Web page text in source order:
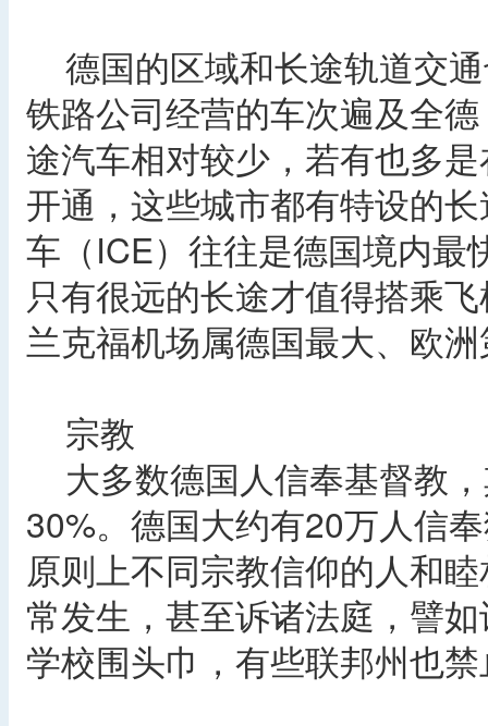
德国的区域和长途轨道交
铁路公司经营的车次遍及全
途汽车相对较少，若有也多
开通，这些城市都有特设的
车（ICE）往往是德国境内最
只有很远的长途才值得搭乘
兰克福机场属德国最大、欧
宗教
大多数德国人信奉基督教
30%。德国大约有20万人信
原则上不同宗教信仰的人和
常发生，甚至诉诸法庭，譬
学校围头巾，有些联邦州也